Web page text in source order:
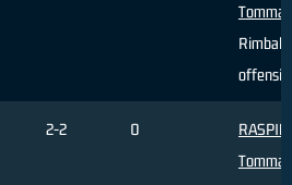
2-2 0